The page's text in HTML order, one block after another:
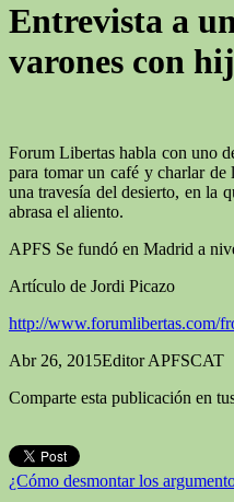
Entrevista a
varones con
Forum Libertas habla con uno
para tomar un café y charlar de
una travesía del desierto, en la
abrasa el aliento.
APFS Se fundó en Madrid a
Artículo de Jordi Picazo
http://www.forumlibertas.com/
Abr 26, 2015Editor APFSCAT
Comparte esta publicación en
¿Cómo desmontar los